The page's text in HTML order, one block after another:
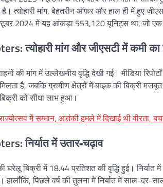
त्योहारी मांग, बेहतरीन ऑफर और हाल ही में हुए
2024 में यह आंकड़ा 553,120 यूनिट्स था, जो एक
त्योहारी मांग और जीएसटी में कमी का
की मांग में उल्लेखनीय वृद्धि देखी गई। मीडिया
है, जबकि ग्रामीण क्षेत्रों में बाइक की बिक्री
को सीधा लाभ हुआ।
में सम्मान, आतंकी हमले में दिखाई थी वीरता,
निर्यात में उतार-चढ़ाव
बिक्री में 18.44 प्रतिशत की वृद्धि हुई। निर्यात
पिछले वर्ष की तुलना में निर्यात में साल-दर-